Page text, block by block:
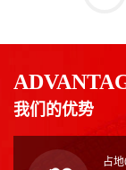
我们的优势
占